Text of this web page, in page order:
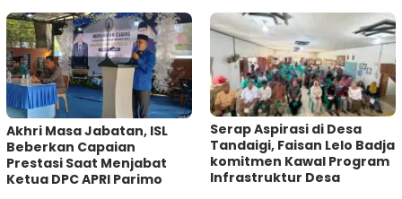
Akhri Masa Jabatan, ISL
Beberkan Capaian
Prestasi Saat Menjabat
Ketua DPC APRI Parimo
Serap Aspirasi di Desa
Tandaigi, Faisan Lelo Badja
komitmen Kawal Program
Infrastruktur Desa